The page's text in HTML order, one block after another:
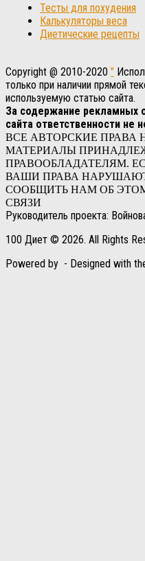
Тесты для похудения
Калькуляторы веса
Диетические рецепты
Copyright @ 2010-2020 "
только при наличии прямой
используемую статью сайта.
За содержание рекламных
сайта ответственности не
ВСЕ АВТОРСКИЕ ПРАВА
МАТЕРИАЛЫ
ПРАВООБЛАДАТЕЛЯМ.
ВАШИ ПРАВА
СООБЩИТЬ НАМ ОБ
СВЯЗИ
Руководитель проекта:
100 Диет © 2026. All Rights
Powered by - Designed with